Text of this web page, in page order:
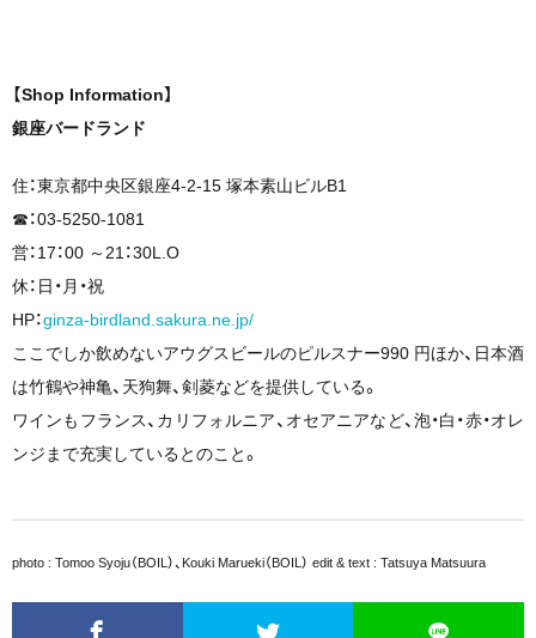
【Shop Information】
銀座バードランド
住：東京都中央区銀座4-2-15 塚本素山ビルB1
☎︎：03-5250-1081
営：17：00 ～21：30L.O
休：日・月・祝
HP：ginza-birdland.sakura.ne.jp/
ここでしか飲めないアウグスビールのピルスナー990 円ほか、日本酒
は竹鶴や神亀、天狗舞、剣菱などを提供している。
ワインもフランス、カリフォルニア、オセアニアなど、泡・白・赤・オレ
ンジまで充実しているとのこと。
photo : Tomoo Syoju（BOIL）、Kouki Marueki（BOIL） edit & text : Tatsuya Matsuura